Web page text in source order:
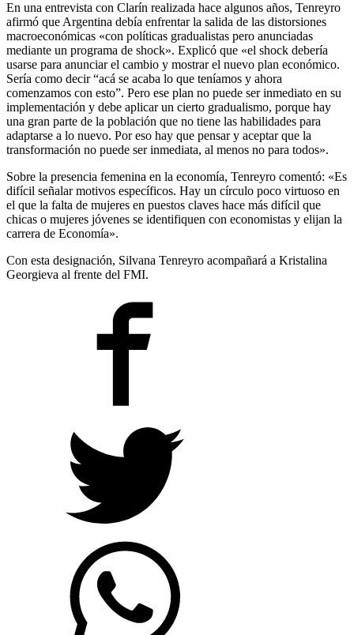
En una entrevista con Clarín realizada hace algunos años, Tenreyro
afirmó que Argentina debía enfrentar la salida de las distorsiones
macroeconómicas «con políticas gradualistas pero anunciadas
mediante un programa de shock». Explicó que «el shock debería
usarse para anunciar el cambio y mostrar el nuevo plan económico.
Sería como decir “acá se acaba lo que teníamos y ahora
comenzamos con esto”. Pero ese plan no puede ser inmediato en su
implementación y debe aplicar un cierto gradualismo, porque hay
una gran parte de la población que no tiene las habilidades para
adaptarse a lo nuevo. Por eso hay que pensar y aceptar que la
transformación no puede ser inmediata, al menos no para todos».
Sobre la presencia femenina en la economía, Tenreyro comentó: «Es
difícil señalar motivos específicos. Hay un círculo poco virtuoso en
el que la falta de mujeres en puestos claves hace más difícil que
chicas o mujeres jóvenes se identifiquen con economistas y elijan la
carrera de Economía».
Con esta designación, Silvana Tenreyro acompañará a Kristalina
Georgieva al frente del FMI.